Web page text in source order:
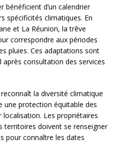
bénéficient d’un calendrier
spécificités climatiques. En
et La Réunion, la trêve
correspondre aux périodes
pluies. Ces adaptations sont
consultation des services
la diversité climatique
une protection équitable des
Les propriétaires
territoires doivent se renseigner
pour connaître les dates